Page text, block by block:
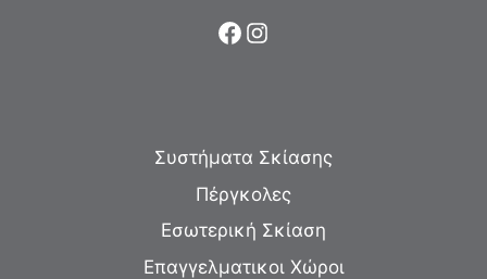
Facebook
Instagram
Συστήματα Σκίασης
Πέργκολες
Εσωτερική Σκίαση
Επαγγελματικοι Χώροι